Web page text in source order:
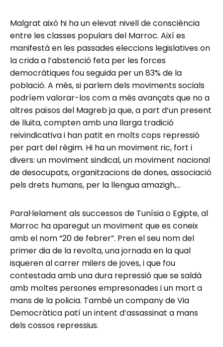
Malgrat això hi ha un elevat nivell de consciència
entre les classes populars del Marroc. Així es
manifestà en les passades eleccions legislatives on
la crida a l’abstenció feta per les forces
democràtiques fou seguida per un 83% de la
població. A més, si parlem dels moviments socials
podríem valorar-los com a més avançats que no a
altres països del Magreb ja que, a part d’un present
de lluita, compten amb una llarga tradició
reivindicativa i han patit en molts cops repressió
per part del règim. Hi ha un moviment ric, fort i
divers: un moviment sindical, un moviment nacional
de desocupats, organitzacions de dones, associació
pels drets humans, per la llengua amazigh,…
Paral·lelament als successos de Tunísia o Egipte, al
Marroc ha aparegut un moviment que es coneix
amb el nom “20 de febrer”. Pren el seu nom del
primer dia de la revolta, una jornada en la qual
isqueren al carrer milers de joves, i que fou
contestada amb una dura repressió que se saldà
amb moltes persones empresonades i un mort a
mans de la policia. També un company de Via
Democràtica patí un intent d’assassinat a mans
dels cossos repressius.